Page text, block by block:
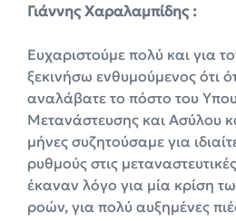
Γιάννης Χαραλαμπίδης :
Ευχαριστούμε πολύ και για
ξεκινήσω ενθυμούμενος ότι
αναλάβατε το πόστο του
Μετανάστευσης και Ασύλου
μήνες συζητούσαμε για
ρυθμούς στις
έκαναν λόγο για μία κρίση
ροών, για πολύ αυξημένες